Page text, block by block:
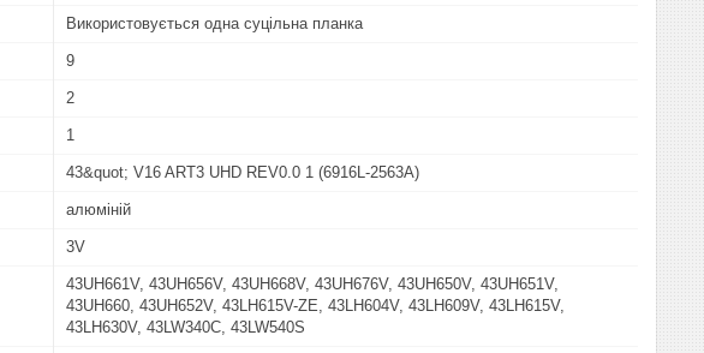
Використовується одна суцільна планка
9
2
1
43&quot; V16 ART3 UHD REV0.0 1 (6916L-2563A)
алюміній
3V
43UH661V, 43UH656V, 43UH668V, 43UH676V, 43UH650V, 43UH651V,
43UH660, 43UH652V, 43LH615V-ZE, 43LH604V, 43LH609V, 43LH615V,
43LH630V, 43LW340C, 43LW540S